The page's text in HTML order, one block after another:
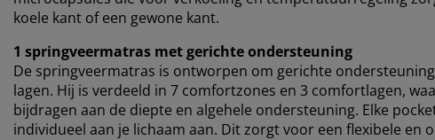
koele kant of een gewone kant.
1 springveermatras met gerichte ondersteuning
De springveermatras is ontworpen om gerichte
lagen. Hij is verdeeld in 7 comfortzones en 3 comfortlagen,
bijdragen aan de diepte en algehele ondersteuning. Elke
individueel aan je lichaam aan. Dit zorgt voor een flexibele en